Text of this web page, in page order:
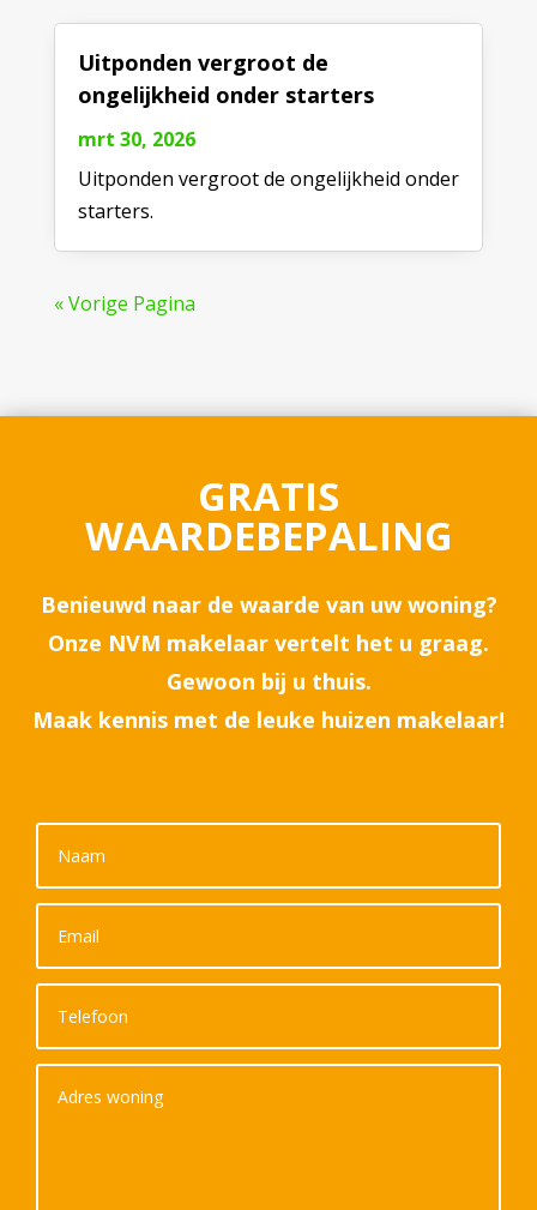
Uitponden vergroot de
ongelijkheid onder starters
mrt 30, 2026
Uitponden vergroot de ongelijkheid onder
starters.
« Vorige Pagina
GRATIS
WAARDEBEPALING
Benieuwd naar de waarde van uw woning?
Onze NVM makelaar vertelt het u graag.
Gewoon bij u thuis.
Maak kennis met de leuke huizen makelaar!